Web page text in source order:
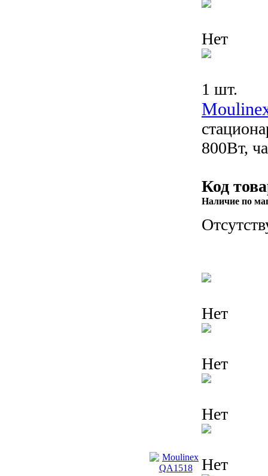
Нет
1 шт.
800Вт,
Код
Наличие по
Нет
Нет
Нет
Нет